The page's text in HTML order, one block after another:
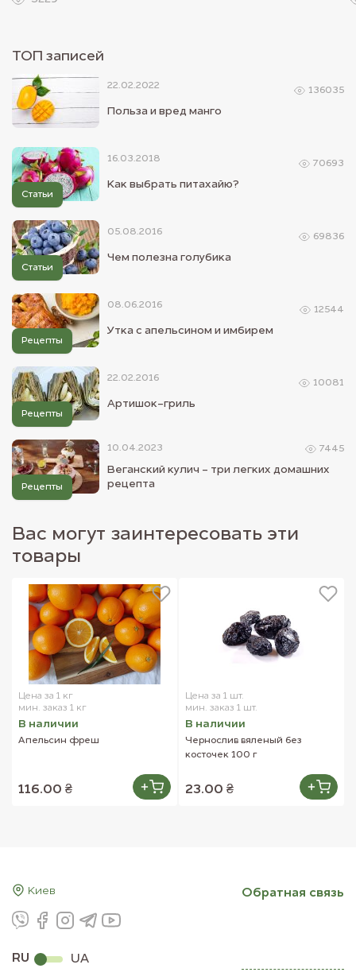
ТОП записей
22.02.2022
Польза и вред манго
136035
16.03.2018
Статьи
Как выбрать питахайю?
70693
05.08.2016
Статьи
Чем полезна голубика
69836
08.06.2016
Рецепты
Утка с апельсином и имбирем
12544
22.02.2016
Рецепты
Артишок-гриль
10081
10.04.2023
Рецепты
Веганский кулич - три легких домашних
рецепта
7445
Вас могут заинтересовать эти
товары
Цена за 1 кг
мин. заказ 1 кг
В наличии
Апельсин фреш
116.00 ₴
Цена за 1 шт.
мин. заказ 1 шт.
В наличии
Чернослив вяленый без
косточек 100 г
23.00 ₴
Киев
RU UA
Обратная связь